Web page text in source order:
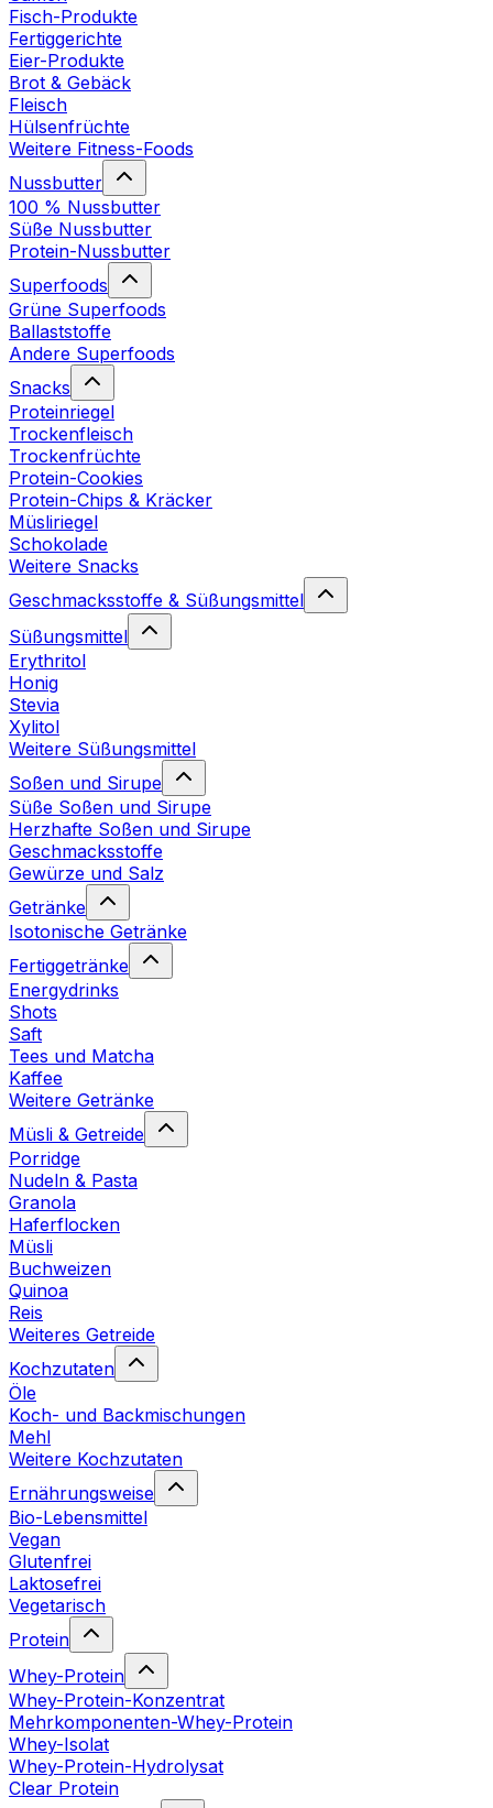
Fisch-Produkte
Fertiggerichte
Eier-Produkte
Brot & Gebäck
Fleisch
Hülsenfrüchte
Weitere Fitness-Foods
Nussbutter
100 % Nussbutter
Süße Nussbutter
Protein-Nussbutter
Superfoods
Grüne Superfoods
Ballaststoffe
Andere Superfoods
Snacks
Proteinriegel
Trockenfleisch
Trockenfrüchte
Protein-Cookies
Protein-Chips & Kräcker
Müsliriegel
Schokolade
Weitere Snacks
Geschmacksstoffe & Süßungsmittel
Süßungsmittel
Erythritol
Honig
Stevia
Xylitol
Weitere Süßungsmittel
Soßen und Sirupe
Süße Soßen und Sirupe
Herzhafte Soßen und Sirupe
Geschmacksstoffe
Gewürze und Salz
Getränke
Isotonische Getränke
Fertiggetränke
Energydrinks
Shots
Saft
Tees und Matcha
Kaffee
Weitere Getränke
Müsli & Getreide
Porridge
Nudeln & Pasta
Granola
Haferflocken
Müsli
Buchweizen
Quinoa
Reis
Weiteres Getreide
Kochzutaten
Öle
Koch- und Backmischungen
Mehl
Weitere Kochzutaten
Ernährungsweise
Bio-Lebensmittel
Vegan
Glutenfrei
Laktosefrei
Vegetarisch
Protein
Whey-Protein
Whey-Protein-Konzentrat
Mehrkomponenten-Whey-Protein
Whey-Isolat
Whey-Protein-Hydrolysat
Clear Protein